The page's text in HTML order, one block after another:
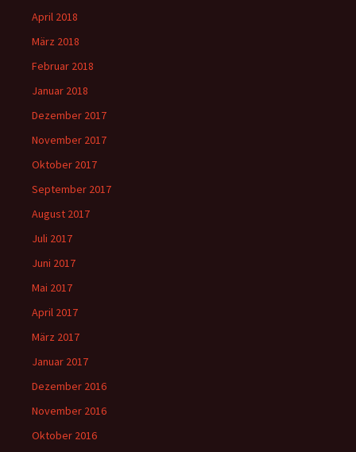
April 2018
März 2018
Februar 2018
Januar 2018
Dezember 2017
November 2017
Oktober 2017
September 2017
August 2017
Juli 2017
Juni 2017
Mai 2017
April 2017
März 2017
Januar 2017
Dezember 2016
November 2016
Oktober 2016